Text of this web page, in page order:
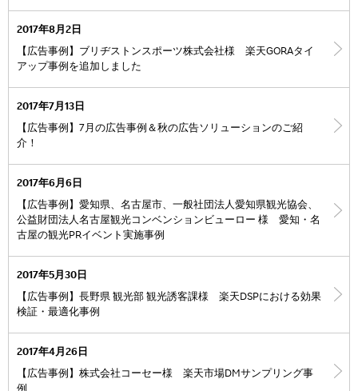
2017年8月2日
【広告事例】ブリヂストンスポーツ株式会社様 楽天GORAタイ
アップ事例を追加しました
2017年7月13日
【広告事例】7月の広告事例＆秋の広告ソリューションのご紹
介！
2017年6月6日
【広告事例】愛知県、名古屋市、一般社団法人愛知県観光協会、
公益財団法人名古屋観光コンベンションビューロー 様 愛知・名
古屋の観光PRイベント実施事例
2017年5月30日
【広告事例】長野県 観光部 観光誘客課様 楽天DSPにおける効果
検証・最適化事例
2017年4月26日
【広告事例】株式会社コーセー様 楽天市場DMサンプリング事